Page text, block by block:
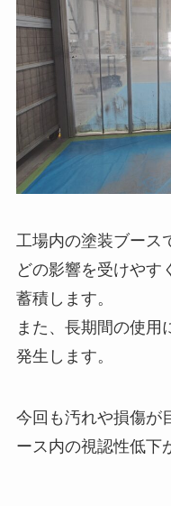
工場内の塗装ブース
どの影響を受けやす
蓄積します。
また、長期間の使用
発生します。
今回も汚れや損傷が
ース内の視認性低下